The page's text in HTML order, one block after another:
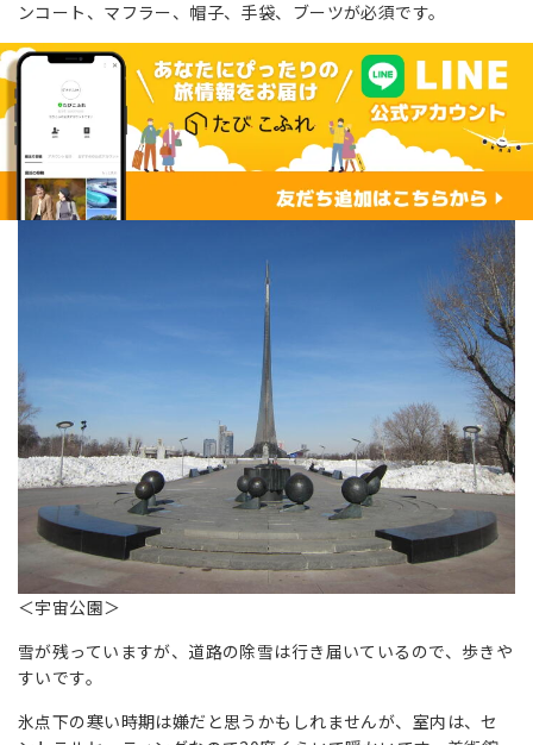
ンコート、マフラー、帽子、手袋、ブーツが必須です。
＜宇宙公園＞
雪が残っていますが、道路の除雪は行き届いているので、歩きや
すいです。
氷点下の寒い時期は嫌だと思うかもしれませんが、室内は、セ